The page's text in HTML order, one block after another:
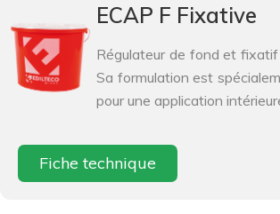
ECAP F Fixative
Régulateur de fond et fixatif
Sa formulation est
pour une application
Fiche technique